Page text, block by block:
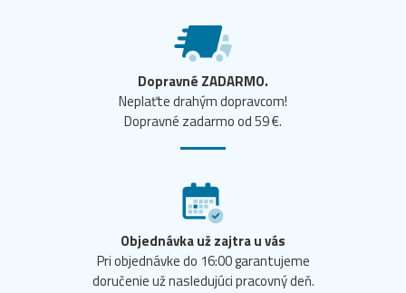
Dopravné ZADARMO.
Neplaťte drahým dopravcom!
Dopravné zadarmo od 59 €.
Objednávka už zajtra u vás
Pri objednávke do 16:00 garantujeme
doručenie už nasledujúci pracovný deň.